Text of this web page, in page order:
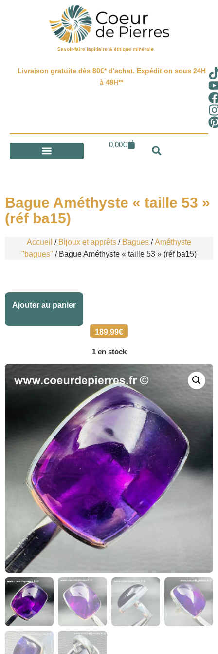
Savoir-faire lapidaire & éthique minérale
Livraison gratuite dès 80€* d'achat. Expédition sous 24H
à 48H**
0,00€
Bague Améthyste « taille 53 »
(réf ba15)
Accueil / Bijoux et apprêts / Bagues /Améthyste
"bagues" / Bague Améthyste « taille 53 » (réf ba15)
189,99€
1 en stock
Ajouter au panier